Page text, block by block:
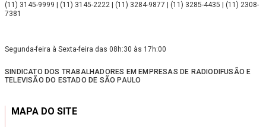
(11) 3145-9999 | (11) 3145-2222 | (11) 3284-9877 | (11) 3285-4435 | (11) 2308-
7381
Segunda-feira à Sexta-feira das 08h:30 às 17h:00
SINDICATO DOS TRABALHADORES EM EMPRESAS DE RADIODIFUSÃO E
TELEVISÃO DO ESTADO DE SÃO PAULO
MAPA DO SITE